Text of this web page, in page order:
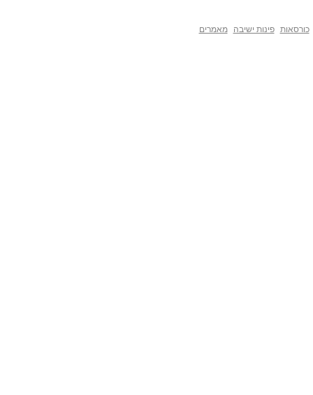
פינות ישיבה מאמרים